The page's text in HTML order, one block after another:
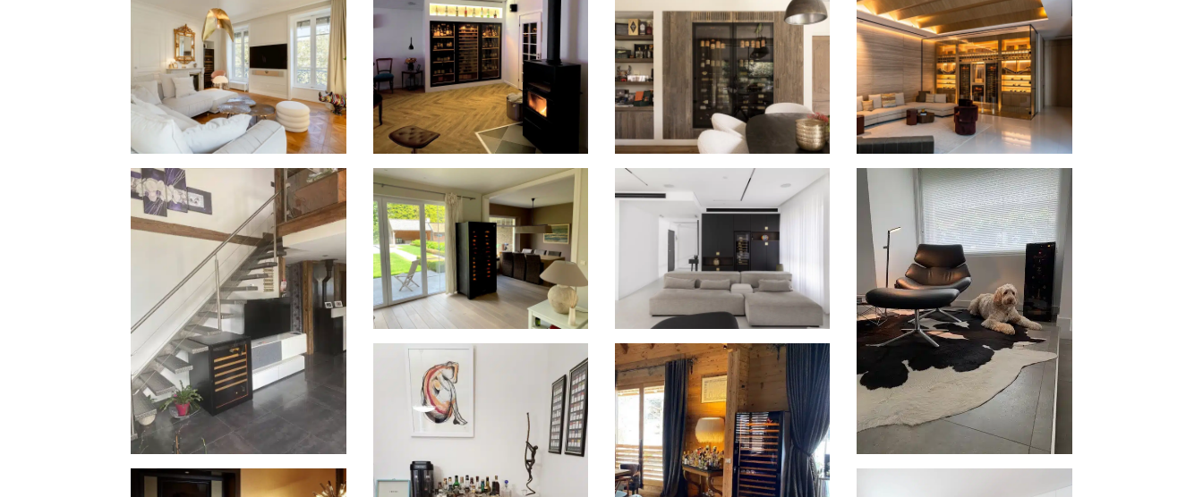
Compact inbouw wijnkast in
Frankrijk @cosmopolitanstudio
@LorenaLopezVelasco
@sixteLabouche
Revelation wijnklimaatkast in
Chamonix
3 Pure wijnkasten in
Denemarken
Royale wijnklimaatkast in België
2 Pure wijnkasten in Geel
Fotografie Nick Cannaert via Art
of Living
Inspiration inbouw
wijnklimaatkast in Tel Aviv
3 Inspiration inbouw
wijnklimaatkasten in Dubai
Tête à Tête in België